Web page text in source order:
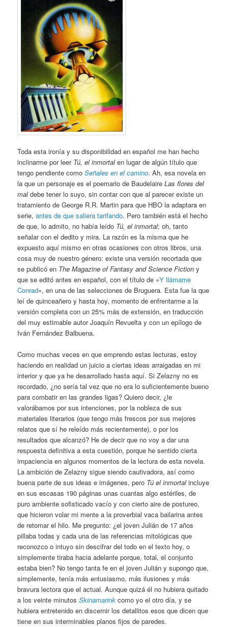
Toda esta ironía y su disponibilidad en español me han hecho
inclinarme por leer Tú, el inmortalen lugar de algún título que
tengo pendiente comoSeñales en el camino. Ah, esa novela en
la que un personaje es el poemario de BaudelaireLas flores del
maldebe tener lo suyo, sin contar con que al parecer existe un
tratamiento de George R.R. Martin para que HBO la adaptara en
serie,antes de que saliera tarifando. Pero también está el hecho
de que, lo admito, no había leído Tú, el inmortal; oh, tanto
señalar con el dedito y mira. La razón es la misma que he
expuesto aquí mismo en otras ocasiones con otros libros, una
cosa muy de nuestro género: existe una versión recortada que
se publicó en The Magazine of Fantasy and Science Fictiony
que se editó antes en español, con el título de «Y llámame
Conrad», en una de las selecciones de Bruguera. Esta fue la que
leí de quinceañero y hasta hoy, momento de enfrentarme a la
versión completa con un 25% más de extensión, en traducción
del muy estimable autor Joaquín Revuelta y con un epílogo de
Iván Fernández Balbuena.
Como muchas veces en que emprendo estas lecturas, estoy
haciendo en realidad un juicio a ciertas ideas arraigadas en mi
interior y que ya he desarrollado hasta aquí. Si Zelazny no es
recordado, ¿no sería tal vez que no era lo suficientemente bueno
para combatir en las grandes ligas? Quiero decir, ¿le
valorábamos por sus intenciones, por la nobleza de sus
materiales literarios (que tengo más frescos por sus mejores
relatos que sí he releído más recientemente), o por los
resultados que alcanzó? He de decir que no voy a dar una
respuesta definitiva a esta cuestión, porque he sentido cierta
impaciencia en algunos momentos de la lectura de esta novela.
La ambición de Zelazny sigue siendo cautivadora, así como
buena parte de sus ideas e imágenes, pero Tú el inmortalincluye
en sus escasas 190 páginas unas cuantas algo estériles, de
puro ambiente sofisticado vacío y con cierto aire de postureo,
que hicieron volar mi mente a la proverbial vaca bailarina antes
de retomar el hilo. Me pregunto: ¿el joven Julián de 17 años
pillaba todas y cada una de las referencias mitológicas que
reconozco o intuyo sin descifrar del todo en el texto hoy, o
simplemente tiraba hacia adelante porque, total, el conjunto
estaba bien? No tengo tanta fe en el joven Julián y supongo que,
simplemente, tenía más entusiasmo, más ilusiones y más
bravura lectora que el actual. Aunque quizá él no hubiera quitado
a los veinte minutosSkinamarinkcomo yo el otro día, y se
hubiera entretenido en discernir los detallitos esos que dicen que
tiene en sus interminables planos fijos de paredes.